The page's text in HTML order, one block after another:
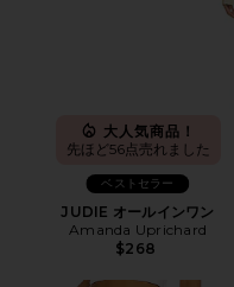
大人気商品！
先ほど56点売れました
ベストセラー
JUDIE オールインワン
Amanda Uprichard
$268